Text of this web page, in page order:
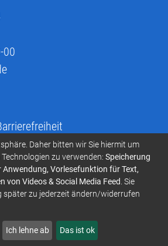
00
Sprache
Daher bitten wir Sie hiermit um
zu verwenden: Speicherung
Anwendung, Vorlesefunktion für Text,
von Videos & Social Media Feed. Sie
später zu jederzeit ändern/widerrufen
Ich lehne ab Das ist ok